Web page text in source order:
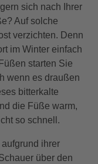
sich nach Ihrer
Auf solche
verzichten. Denn
im Winter einfach
starten Sie
wenn es draußen
bitterkalte
die Füße warm,
so schnell.
ihrer
über den